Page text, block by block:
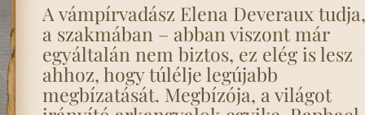
A vámpírvadász Elena Deveraux
a szakmában – abban viszont már
egyáltalán nem biztos, ez elég is lesz
ahhoz, hogy túlélje legújabb
megbízatását. Megbízója, a világot